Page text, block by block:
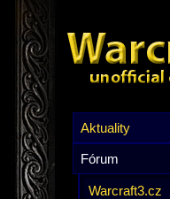
Aktuality
Fórum
Warcraft3.cz